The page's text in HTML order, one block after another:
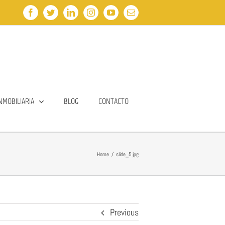
FacebookTwitterLinkedInInstagramYouTubeEmail
BLOG CONTACTO
Home / slide_5.jpg
Previous